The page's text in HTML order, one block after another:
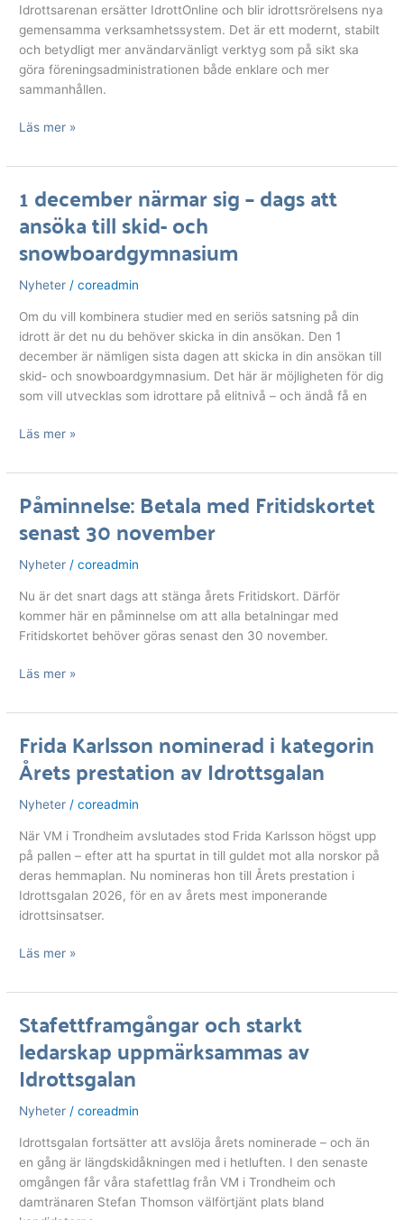
Idrottsarenan ersätter IdrottOnline och blir idrottsrörelsens nya
gemensamma verksamhetssystem. Det är ett modernt, stabilt
och betydligt mer användarvänligt verktyg som på sikt ska
göra föreningsadministrationen både enklare och mer
sammanhållen.
över
gången
till
Idrottsarenan
smidig
enkel
Läs mer »
1 december närmar sig – dags att
ansöka till skid- och
snowboardgymnasium
Nyheter /coreadmin
Om du vill kombinera studier med en seriös satsning på din
idrott är det nu du behöver skicka in din ansökan. Den 1
december är nämligen sista dagen att skicka in din ansökan till
skid- och snowboardgymnasium. Det här är möjligheten för dig
som vill utvecklas som idrottare på elitnivå – och ändå få en
1
december
närmar
sig
dags
att
ansöka
till
skid-
och
Läs mer »
Påminnelse: Betala med Fritidskortet
senast 30 november
Nyheter /coreadmin
Nu är det snart dags att stänga årets Fritidskort. Därför
kommer här en påminnelse om att alla betalningar med
Fritidskortet behöver göras senast den 30 november.
Påminnelse:
med
Fritidskortet
30
november
Läs mer »
Frida Karlsson nominerad i kategorin
Årets prestation av Idrottsgalan
Nyheter /coreadmin
När VM i Trondheim avslutades stod Frida Karlsson högst upp
på pallen – efter att ha spurtat in till guldet mot alla norskor på
deras hemmaplan. Nu nomineras hon till Årets prestation i
Idrottsgalan 2026, för en av årets mest imponerande
idrottsinsatser.
Frida
Karlsson
nominerad
i
Årets
prestation
av
Idrottsgalan
Läs mer »
Stafettframgångar och starkt
ledarskap uppmärksammas av
Idrottsgalan
Nyheter /coreadmin
Idrottsgalan fortsätter att avslöja årets nominerade – och än
en gång är längdskidåkningen med i hetluften. I den senaste
omgången får våra stafettlag från VM i Trondheim och
damtränaren Stefan Thomson välförtjänt plats bland
Stafettframgångar
starkt
ledarskap
av
Idrottsgalan